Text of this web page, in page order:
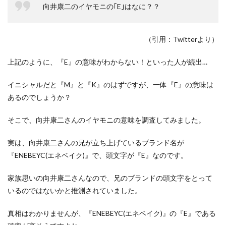
向井康二のイヤモニの｢E｣はなに？？
（引用：Twitterより）
上記のように、『E』の意味がわからない！といった人が続出…
イニシャルだと『M』と『K』のはずですが、一体『E』の意味は
あるのでしょうか？
そこで、向井康二さんのイヤモニの意味を調査してみました。
実は、向井康二さんの兄が立ち上げているブランド名が
『ENEBEYC(エネベイク)』で、頭文字が『E』なのです。
家族思いの向井康二さんなので、兄のブランドの頭文字をとって
いるのではないかと推測されていました。
真相はわかりませんが、『ENEBEYC(エネベイク)』の『E』である